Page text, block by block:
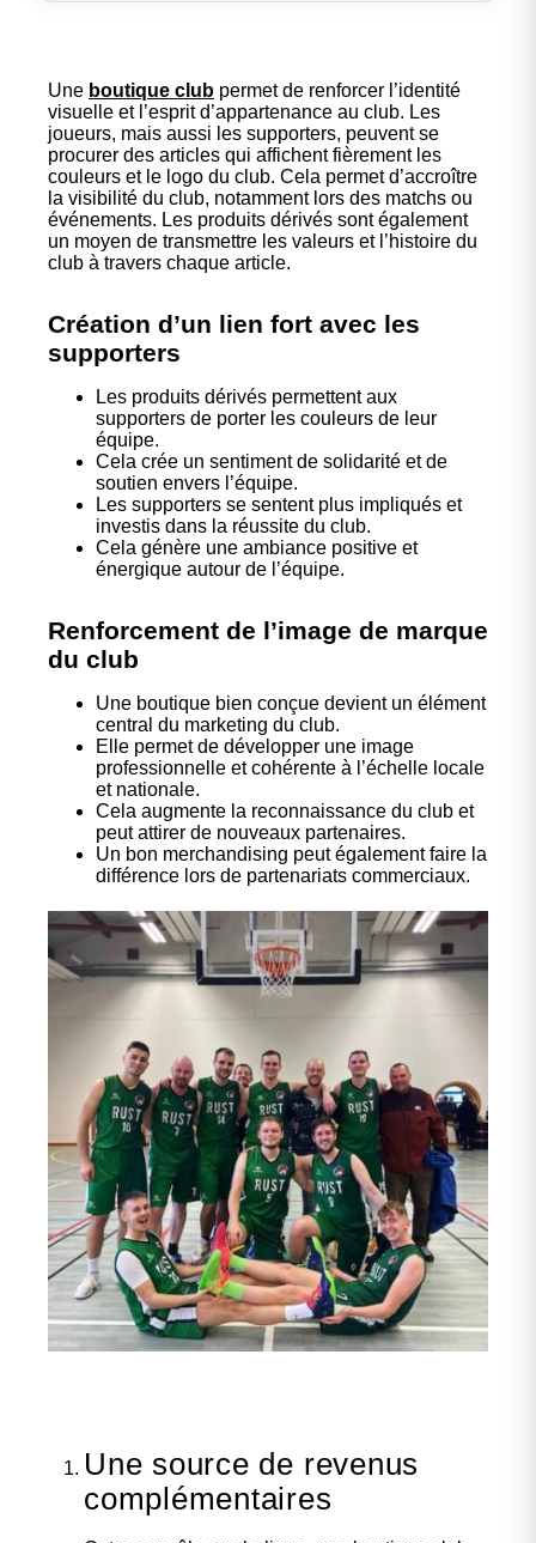
Une boutique club permet de renforcer l’identité
visuelle et l’esprit d’appartenance au club. Les
joueurs, mais aussi les supporters, peuvent se
procurer des articles qui affichent fièrement les
couleurs et le logo du club. Cela permet d’accroître
la visibilité du club, notamment lors des matchs ou
événements. Les produits dérivés sont également
un moyen de transmettre les valeurs et l’histoire du
club à travers chaque article.
Création d’un lien fort avec les
supporters
Les produits dérivés permettent aux
supporters de porter les couleurs de leur
équipe.
Cela crée un sentiment de solidarité et de
soutien envers l’équipe.
Les supporters se sentent plus impliqués et
investis dans la réussite du club.
Cela génère une ambiance positive et
énergique autour de l’équipe.
Renforcement de l’image de marque
du club
Une boutique bien conçue devient un élément
central du marketing du club.
Elle permet de développer une image
professionnelle et cohérente à l’échelle locale
et nationale.
Cela augmente la reconnaissance du club et
peut attirer de nouveaux partenaires.
Un bon merchandising peut également faire la
différence lors de partenariats commerciaux.
Une source de revenus
complémentaires